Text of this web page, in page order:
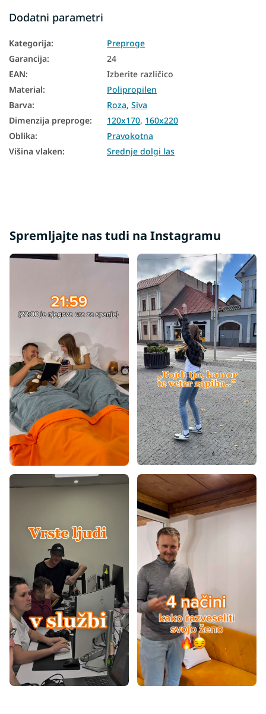
Preproge 140x190
Preproge 160x220
Dodatni parametri
Kategorija:
Preproge
Garancija:
24
EAN:
Izberite različico
Material:
Polipropilen
Barva: Roza, Siva
Dimenzija preproge: 120x170, 160x220
Oblika:
Pravokotna
Višina vlaken: Srednje dolgi las
Spremljajte nas tudi na Instagramu